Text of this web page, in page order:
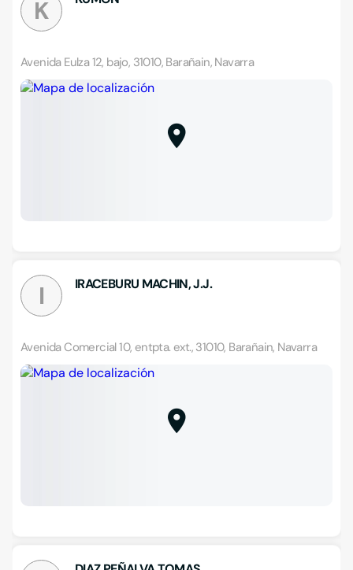
K
Avenida Eulza 12, bajo, 31010, Barañain, Navarra
I IRACEBURU MACHIN, J.J.
Avenida Comercial 10, entpta. ext., 31010, Barañain, Navarra